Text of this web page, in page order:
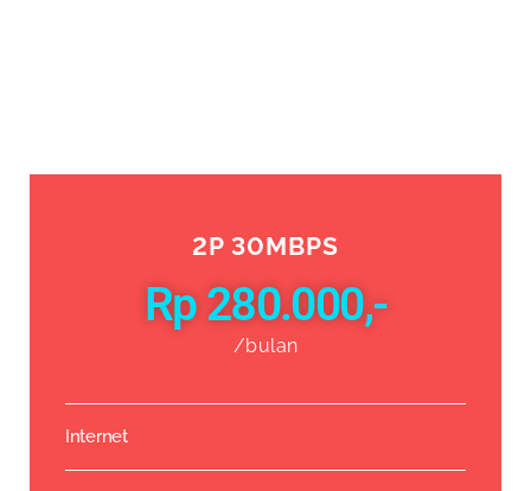
2P 30MBPS
Rp 280.000,-
/bulan
Internet